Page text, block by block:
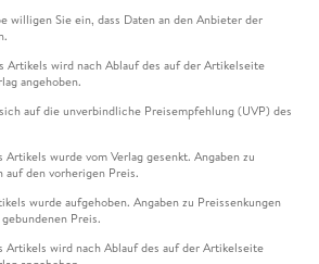
willigen Sie ein, dass Daten an den Anbieter der
Artikels wird nach Ablauf des auf der Artikelseite
angehoben.
auf die unverbindliche Preisempfehlung (UVP) des
wurde vom Verlag gesenkt. Angaben zu
auf den vorherigen Preis.
wurde aufgehoben. Angaben zu Preissenkungen
Preis.
Artikels wird nach Ablauf des auf der Artikelseite